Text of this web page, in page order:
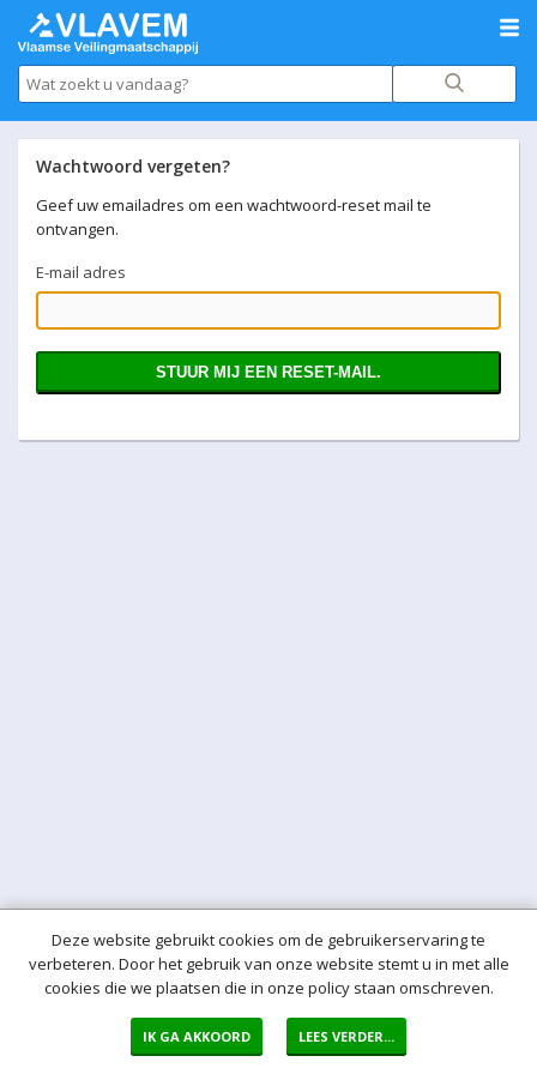
Wachtwoord vergeten?
Geef uw emailadres om een wachtwoord-reset mail te
ontvangen.
E-mail adres
Deze website gebruikt cookies om de gebruikerservaring te
verbeteren. Door het gebruik van onze website stemt u in met alle
cookies die we plaatsen die in onze policy staan omschreven.
IK GA AKKOORD LEES VERDER...